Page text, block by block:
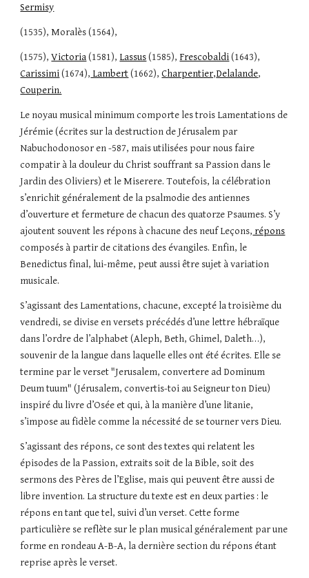
Sermisy
(1535), Moralès (1564),
(1575), Victoria (1581), Lassus (1585), Frescobaldi
Carissimi (1674), Lambert (1662), Charpentier,Delalande
Couperin.
Le noyau musical minimum comporte les trois Lamentations de
Jérémie (écrites sur la destruction de Jérusalem par
Nabuchodonosor en -587, mais utilisées pour nous faire
compatir à la douleur du Christ souffrant sa Passion dans le
Jardin des Oliviers) et le Miserere. Toutefois, la célébration
s’enrichit généralement de la psalmodie des antiennes
d’ouverture et fermeture de chacun des quatorze Psaumes. S’y
ajoutent souvent les répons à chacune des neuf Leçons, répons
composés à partir de citations des évangiles. Enfin, le
Benedictus final, lui-même, peut aussi être sujet à variation
musicale.
S’agissant des Lamentations, chacune, excepté la troisième du
vendredi, se divise en versets précédés d’une lettre hébraïque
dans l’ordre de l’alphabet (Aleph, Beth, Ghimel, Daleth…),
souvenir de la langue dans laquelle elles ont été écrites. Elle se
termine par le verset "Jerusalem, convertere ad Dominum
Deum tuum" (Jérusalem, convertis-toi au Seigneur ton Dieu)
inspiré du livre d’Osée et qui, à la manière d’une litanie,
s’impose au fidèle comme la nécessité de se tourner vers Dieu.
S’agissant des répons, ce sont des textes qui relatent les
épisodes de la Passion, extraits soit de la Bible, soit des
sermons des Pères de l’Eglise, mais qui peuvent être aussi de
libre invention. La structure du texte est en deux parties : le
répons en tant que tel, suivi d’un verset. Cette forme
particulière se reflète sur le plan musical généralement par une
forme en rondeau A-B-A, la dernière section du répons étant
reprise après le verset.